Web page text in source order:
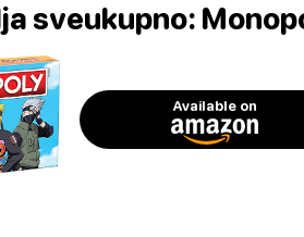
sveukupno:
Available on